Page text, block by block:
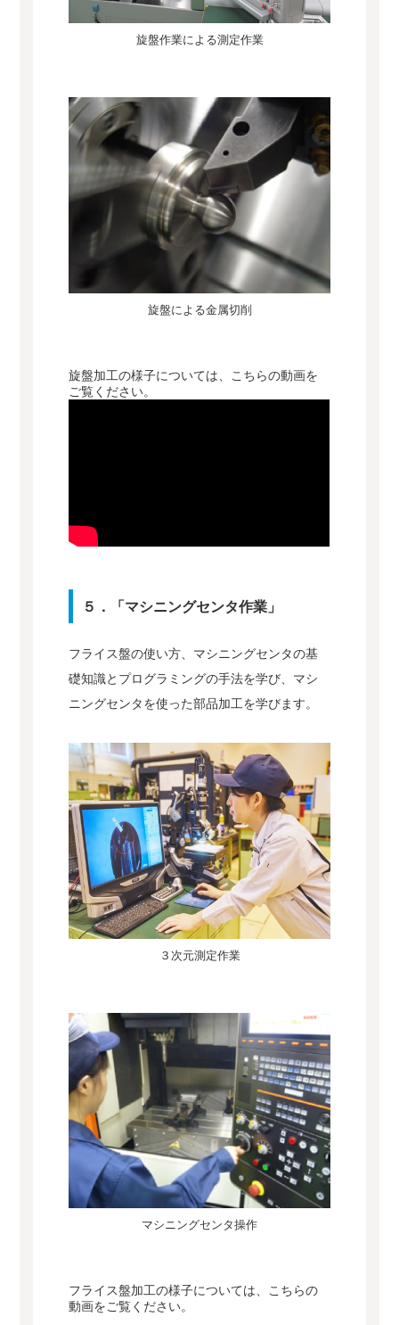
旋盤作業による測定作業
旋盤による金属切削
旋盤加工の様子については、こちらの動画を
ご覧ください。
５．「マシニングセンタ作業」
フライス盤の使い方、マシニングセンタの基
礎知識とプログラミングの手法を学び、マシ
ニングセンタを使った部品加工を学びます。
３次元測定作業
マシニングセンタ操作
フライス盤加工の様子については、こちらの
動画をご覧ください。